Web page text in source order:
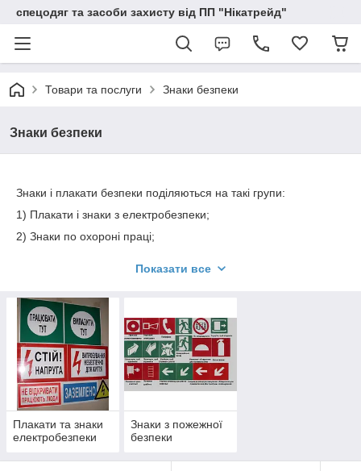
спецодяг та засоби захисту від ПП "Нікатрейд"
Товари та послуги Знаки безпеки
Знаки безпеки
Знаки і плакати безпеки поділяються на такі групи:
1) Плакати і знаки з електробезпеки;
2) Знаки по охороні праці;
самоклейці або металі.
Знаки і плакати безпеки необхідні на підприємствах, на буд
майданчиках, у громадських місцях та інших місцях для
збереження життя і здоров'я людей, зниження матеріального
збитку.
Пам'ятайте!!! Краще попередити небезпеку, ніж ліквідувати
наслідки!
Показати все
Плакати та знаки
електробезпеки
Знаки з пожежної
безпеки